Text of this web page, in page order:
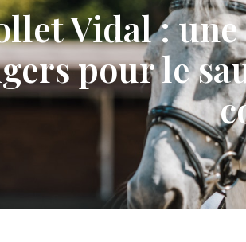
Vidal :
pour le